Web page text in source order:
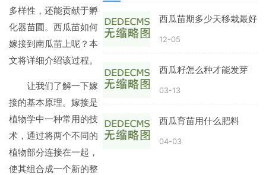
多样性，还能贡献于孵
化器苗圃。西瓜苗如何
嫁接到南瓜苗上呢？本
文将详细介绍该过程。
让我们了解一下嫁
接的基本原理。嫁接是
植物学中一种常用的技
术，通过将两个不同的
植物部分连接在一起，
使其组合成一个新的整
西瓜苗期多少天移栽最好
12-05
西瓜籽怎么种才能发芽
03-13
西瓜育苗用什么肥料
04-03